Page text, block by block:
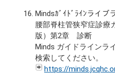
Mindsｶﾞｲﾄﾞﾗｲﾝライブ
腰部脊柱管狭窄症診療
版）第2章 診断
Minds ガイドラインラ
検索してください。
https://